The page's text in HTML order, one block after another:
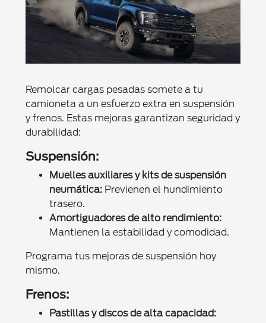
Remolcar cargas pesadas somete a tu
camioneta a un esfuerzo extra en suspensión
y frenos. Estas mejoras garantizan seguridad y
durabilidad:
Suspensión:
Muelles auxiliares y kits de suspensión
neumática: Previenen el hundimiento
trasero.
Amortiguadores de alto rendimiento:
Mantienen la estabilidad y comodidad.
Programa tus mejoras de suspensión hoy
mismo.
Frenos:
Pastillas y discos de alta capacidad: